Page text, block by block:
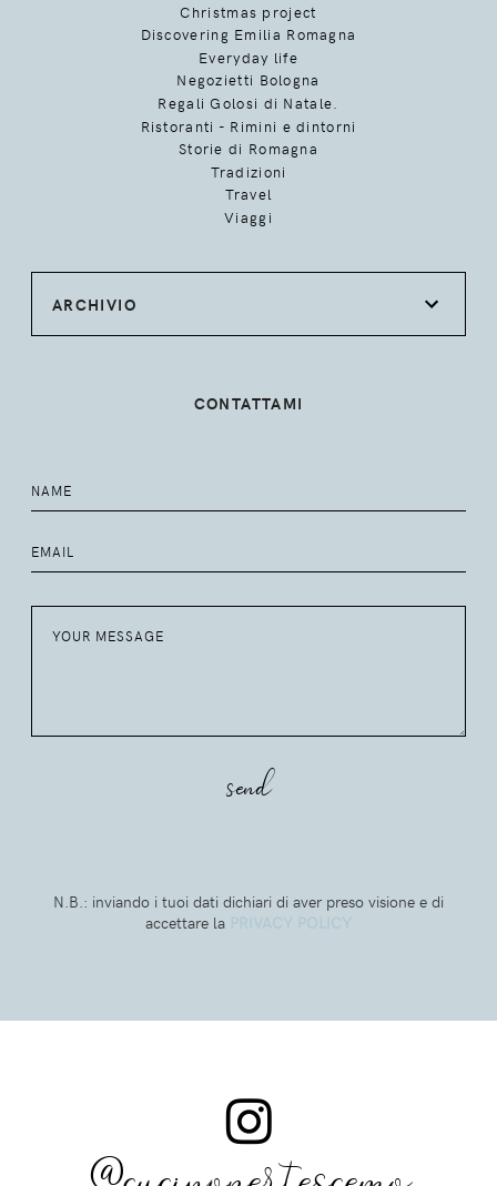
Christmas project
Discovering Emilia Romagna
Everyday life
Negozietti Bologna
Regali Golosi di Natale.
Ristoranti - Rimini e dintorni
Storie di Romagna
Tradizioni
Travel
Viaggi
ARCHIVIO
CONTATTAMI
N.B.: inviando i tuoi dati dichiari di aver preso visione e di
accettare la